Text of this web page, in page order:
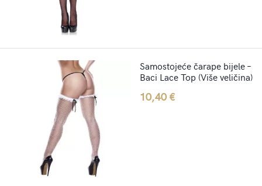
Samostojeće čarape bijele –
Baci Lace Top (Više veličina)
10,40€